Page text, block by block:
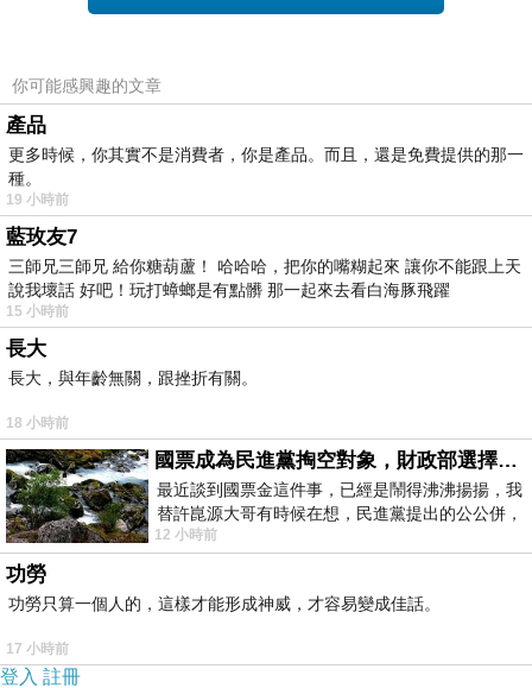
上一篇： 侵入者/詭妹 Intruder
下一篇：
你可能感興趣的文章
產品
更多時候，你其實不是消費者，你是產品。而且，還是免費提供的那一
種。
19 小時前
藍玫友7
三師兄三師兄 給你糖葫蘆！ 哈哈哈，把你的嘴糊起來 讓你不能跟上天
說我壞話 好吧！玩打蟑螂是有點髒 那一起來去看白海豚飛躍
15 小時前
長大
長大，與年齡無關，跟挫折有關。
18 小時前
國票成為民進黨掏空對象，財政部選擇性失憶
最近談到國票金這件事，已經是鬧得沸沸揚揚，我
替許崑源大哥有時候在想，民進黨提出的公公併，
其實就是想要國庫通黨庫，鬧出最大的醜
12 小時前
功勞
功勞只算一個人的，這樣才能形成神威，才容易變成佳話。
17 小時前
登入 註冊